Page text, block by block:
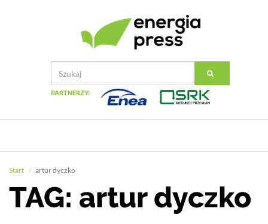
PARTNERZY:
Start artur dyczko
TAG: artur dyczko